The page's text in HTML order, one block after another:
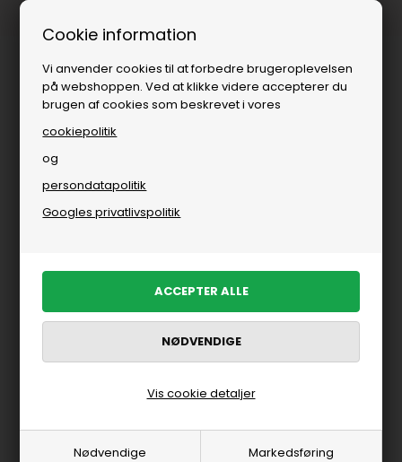
Cookie information
Vi anvender cookies til at forbedre brugeroplevelsen
på webshoppen. Ved at klikke videre accepterer du
brugen af cookies som beskrevet i vores
cookiepolitik
og
persondatapolitik
Googles privatlivspolitik
Nødvendige Markedsføring
Vis cookie detaljer